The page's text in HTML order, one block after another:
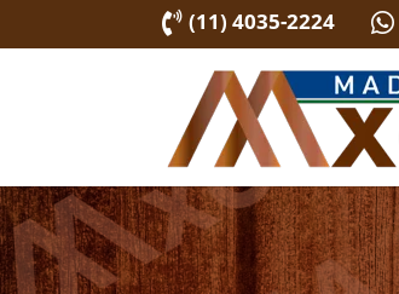
 (11) 4035-2224 